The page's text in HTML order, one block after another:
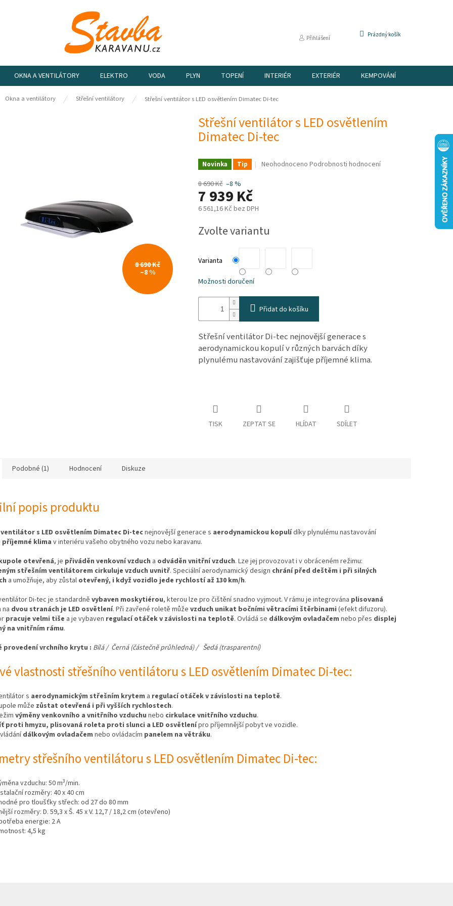
Přihlášení
NÁKUPNÍ
Prázdný košík
OKNA A VENTILÁTORY ELEKTRO VODA PLYN TOPENÍ INTERIÉR EXTERIÉR KEMPOVÁNÍ
Okna a ventilátory Střešní ventilátory Střešní ventilátor s LED osvětlením Dimatec Di-tec
Střešní ventilátor s LED osvětlením
Dimatec Di-tec
Novinka Tip
Průměrné
hvězdiček.
Neohodnoceno Podrobnosti hodnocení
8 690 Kč
–8 %
8 690 Kč –8 %
7 939 Kč
6 561,16 Kč bez DPH
cena:
Zvolte variantu
Varianta
Možnosti doručení
Přidat do košíku
Střešní ventilátor Di-tec nejnovější generace s
aerodynamickou kopulí v různých barvách díky
plynulému nastavování zajišťuje příjemné klima.
TISK ZEPTAT SE HLÍDAT SDÍLET
Podobné (1) Hodnocení Diskuze
popis produktu
s LED osvětlením Dimatec Di-tecnejnovější generace s aerodynamickou kopulídíky plynulému nastavování
příjemné klima v interiéru vašeho obytného vozu nebo karavanu.
otevřená, je přiváděn venkovní vzduch a odváděn vnitřní vzduch. Lze jej provozovat i v obráceném režimu:
střešním ventilátorem cirkuluje vzduch uvnitř. Speciální aerodynamický design chrání před deštěm i při silných
a umožňuje, aby zůstal otevřený, i když vozidlo jede rychlostí až 130 km/h.
Di-tec je standardněvybaven moskytiérou, kterou lze pro čištění snadno vyjmout. V rámu je integrována plisovaná
na dvou stranách je LED osvětlení. Při zavřené roletě může vzduch unikat bočními větracími štěrbinami (efekt difuzoru).
pracuje velmi tiše a je vybaven regulací otáček v závislosti na teplotě. Ovládá se dálkovým ovladačem nebo přes displej
na vnitřním rámu.
provedení vrchního krytu : Bílá / Černá (částečně průhledná) / Šedá (trasparentní)
vlastnosti střešního ventilátoru s LED osvětlením Dimatec Di-tec:
s aerodynamickým střešním krytem a regulací otáček v závislosti na teplotě.
může zůstat otevřená i při vyšších rychlostech.
výměny venkovního a vnitřního vzduchu nebo cirkulace vnitřního vzduchu.
proti hmyzu, plisovaná roleta proti slunci a LED osvětlenípro příjemnější pobyt ve vozidle.
dálkovým ovladačem nebo ovládacím panelem na větráku.
střešního ventilátoru s LED osvětlením Dimatec Di-tec:
vzduchu: 50 m3/min.
rozměry: 40 x 40 cm
pro tloušťky střech: od 27 do 80 mm
rozměry: D. 59,3 x Š. 45 x V. 12,7 / 18,2 cm (otevřeno)
energie: 2 A
4,5 kg